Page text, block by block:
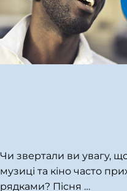
Чи звертали ви увагу,
музиці та кіно часто
рядками? Пісня …